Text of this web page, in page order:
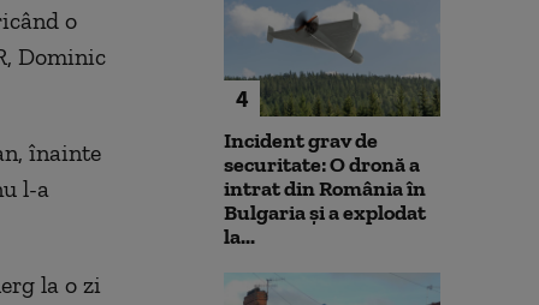
o
Dominic
înainte
l-a
la o zi
4
Incident grav de
securitate: O dronă a
intrat din România în
Bulgaria şi a explodat
la...